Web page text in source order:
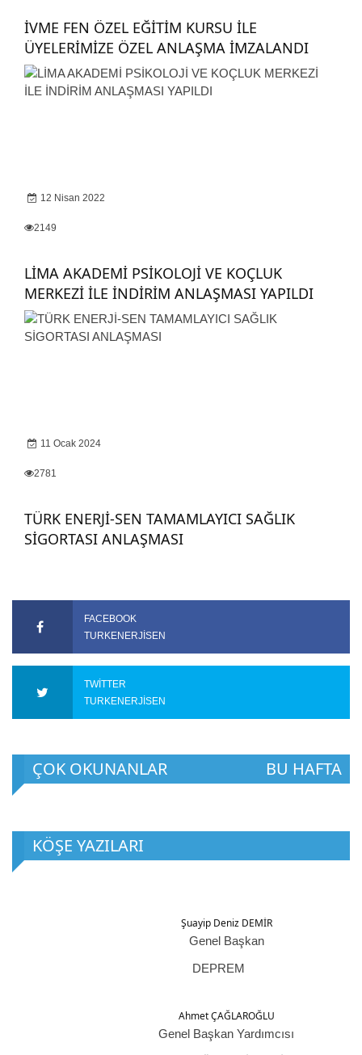
İVME FEN ÖZEL EĞİTİM KURSU İLE
ÜYELERİMİZE ÖZEL ANLAŞMA İMZALANDI
12 Nisan 2022
2149
LİMA AKADEMİ PSİKOLOJİ VE KOÇLUK
MERKEZİ İLE İNDİRİM ANLAŞMASI YAPILDI
11 Ocak 2024
2781
TÜRK ENERJİ-SEN TAMAMLAYICI SAĞLIK
SİGORTASI ANLAŞMASI
FACEBOOK
TURKENERJISEN
TWITTER
TURKENERJISEN
ÇOK OKUNANLAR BU HAFTA
KÖŞE YAZILARI
Şuayip Deniz DEMİR
Genel Başkan
DEPREM
Ahmet ÇAĞLAROĞLU
Genel Başkan Yardımcısı